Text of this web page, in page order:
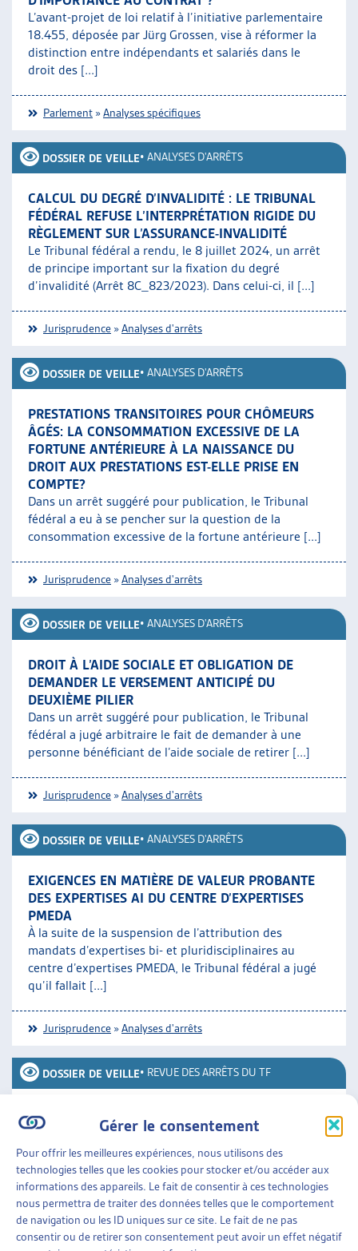
Gérer le consentement
Pour offrir les meilleures expériences, nous utilisons des
technologies telles que les cookies pour stocker et/ou accéder aux
informations des appareils. Le fait de consentir à ces technologies
nous permettra de traiter des données telles que le comportement
de navigation ou les ID uniques sur ce site. Le fait de ne pas
consentir ou de retirer son consentement peut avoir un effet négatif
L’avant-projet de loi relatif à l’initiative parlementaire
18.455, déposée par Jürg Grossen, vise à réformer la
distinction entre indépendants et salariés dans le
droit des [...]
Parlement »Analyses spécifiques
DOSSIER DE VEILLE• ANALYSES D'ARRÊTS
CALCUL DU DEGRÉ D’INVALIDITÉ : LE TRIBUNAL
FÉDÉRAL REFUSE L’INTERPRÉTATION RIGIDE DU
RÈGLEMENT SUR L’ASSURANCE-INVALIDITÉ
Le Tribunal fédéral a rendu, le 8 juillet 2024, un arrêt
de principe important sur la fixation du degré
d’invalidité (Arrêt 8C_823/2023). Dans celui-ci, il [...]
Jurisprudence »Analyses d'arrêts
DOSSIER DE VEILLE• ANALYSES D'ARRÊTS
PRESTATIONS TRANSITOIRES POUR CHÔMEURS
ÂGÉS: LA CONSOMMATION EXCESSIVE DE LA
FORTUNE ANTÉRIEURE À LA NAISSANCE DU
DROIT AUX PRESTATIONS EST-ELLE PRISE EN
COMPTE?
Dans un arrêt suggéré pour publication, le Tribunal
fédéral a eu à se pencher sur la question de la
consommation excessive de la fortune antérieure [...]
Jurisprudence »Analyses d'arrêts
DOSSIER DE VEILLE• ANALYSES D'ARRÊTS
DROIT À L’AIDE SOCIALE ET OBLIGATION DE
DEMANDER LE VERSEMENT ANTICIPÉ DU
DEUXIÈME PILIER
Dans un arrêt suggéré pour publication, le Tribunal
fédéral a jugé arbitraire le fait de demander à une
personne bénéficiant de l’aide sociale de retirer [...]
Jurisprudence »Analyses d'arrêts
DOSSIER DE VEILLE• ANALYSES D'ARRÊTS
EXIGENCES EN MATIÈRE DE VALEUR PROBANTE
DES EXPERTISES AI DU CENTRE D’EXPERTISES
PMEDA
À la suite de la suspension de l’attribution des
mandats d’expertises bi- et pluridisciplinaires au
centre d’expertises PMEDA, le Tribunal fédéral a jugé
qu’il fallait [...]
Jurisprudence »Analyses d'arrêts
DOSSIER DE VEILLE• REVUE DES ARRÊTS DU TF
LISTE DES ARRÊTS DU TRIBUNAL FÉDÉRAL EN
MATIÈRE D’AIDE SOCIALE EN 2023
L’Artias publie en continu des résumés d’arrêts
concernant l’aide sociale. Ce document compile dix
arrêts du Tribunal fédéral rendus en 2023.
[...]
Jurisprudence» Revue des arrêts du TF